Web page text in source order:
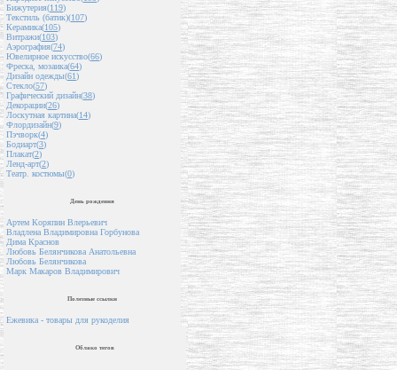
Бижутерия(119)
Текстиль (батик)(107)
Керамика(105)
Витражи(103)
Аэрография(74)
Ювелирное искусство(66)
Фреска, мозаика(64)
Дизайн одежды(61)
Стекло(57)
Графический дизайн(38)
Декорации(26)
Лоскутная картина(14)
Флордизайн(9)
Пэчворк(4)
Бодиарт(3)
Плакат(2)
Ленд-арт(2)
Театр. костюмы(0)
День рождения
Артем Коряпин Влерьевич
Владлена Владимировна Горбунова
Дима Краснов
Любовь Белянчикова Анатольевна
Любовь Белянчикова
Марк Макаров Владимирович
Полезные ссылки
Ежевика - товары для рукоделия
Облако тегов